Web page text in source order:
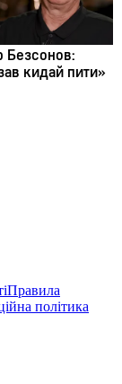
Правила
політика